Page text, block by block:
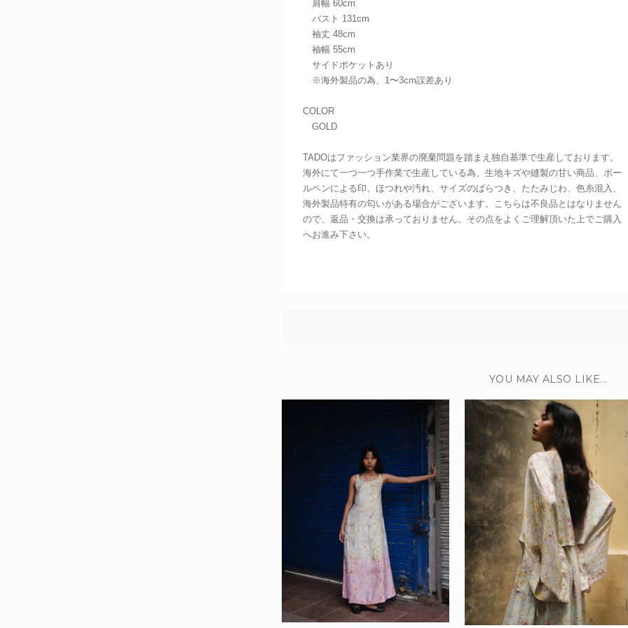
肩幅 60cm
バスト 131cm
袖丈 48cm
袖幅 55cm
サイドポケットあり
※海外製品の為、1〜3cm誤差あり
COLOR
GOLD
TADOはファッション業界の廃棄問題を踏まえ独自基準で生産しております。
海外にて一つ一つ手作業で生産している為、生地キズや縫製の甘い商品、ボー
ルペンによる印、ほつれや汚れ、サイズのばらつき、たたみじわ、色糸混入、
海外製品特有の匂いがある場合がございます。こちらは不良品とはなりません
ので、返品・交換は承っておりません。その点をよくご理解頂いた上でご購入
へお進み下さい。
YOU MAY ALSO LIKE...